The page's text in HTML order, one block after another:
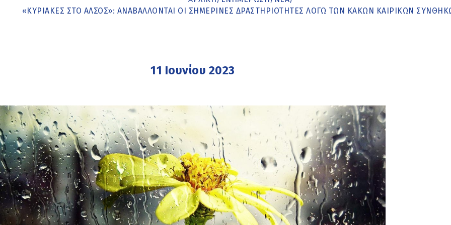
«ΚΥΡΙΑΚΈΣ ΣΤΟ ΆΛΣΟΣ»: ΑΝΑΒΆΛΛΟΝΤΑΙ ΟΙ ΣΗΜΕΡΙΝΈΣ ΔΡΑΣΤΗΡΙΌΤΗΤΕΣ ΛΌΓΩ ΤΩΝ ΚΑΚΏΝ ΚΑΙΡΙΚΏΝ
11 Ιουνίου 2023